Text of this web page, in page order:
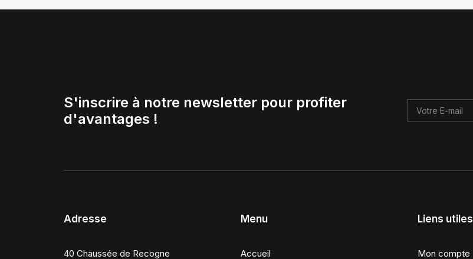
S'inscrire à notre newsletter pour profiter
d'avantages !
Adresse
40 Chaussée de Recogne
Menu
Accueil
Liens utiles
Mon compte